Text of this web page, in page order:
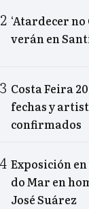
‘Atardecer no
verán en
Costa Feira
fechas y
confirmados
Exposición en
do Mar en
José Suárez